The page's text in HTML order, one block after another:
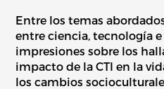
Entre los temas
entre ciencia, tecnología
impresiones sobre los
impacto de la CTI en la
los cambios